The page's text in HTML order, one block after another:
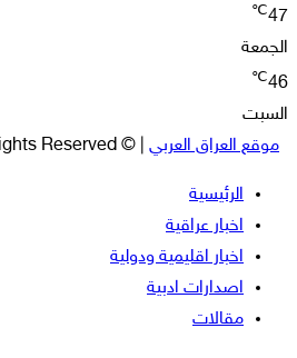
47
℃
الجمعة
46
℃
السبت
موقع العراق العربي | © Copyright 2026, All Rights Reserved
الرئيسية
اخبار عراقية
اخبار اقليمية ودولية
اصدارات ادبية
مقالات